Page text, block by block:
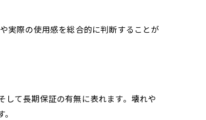
実際の使用感を総合的に判断することが
て長期保証の有無に表れます。壊れや